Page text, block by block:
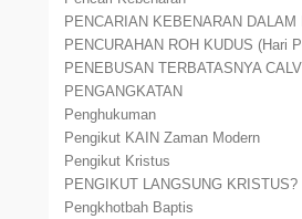
PENCARIAN KEBENARAN DALAM
PENCURAHAN ROH KUDUS (Hari
PENEBUSAN TERBATASNYA
PENGANGKATAN
Penghukuman
Pengikut KAIN Zaman Modern
Pengikut Kristus
PENGIKUT LANGSUNG KRISTUS?
Pengkhotbah Baptis